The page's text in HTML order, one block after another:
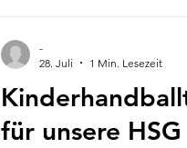
für unsere HSG
-
28. Juli
1 Min. Lesezeit